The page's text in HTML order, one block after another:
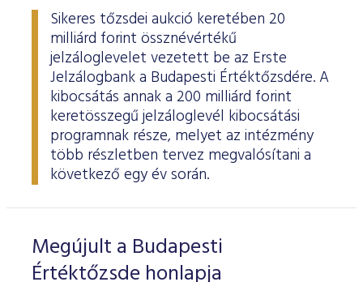
Sikeres tőzsdei aukció keretében 20
milliárd forint össznévértékű
jelzáloglevelet vezetett be az Erste
Jelzálogbank a Budapesti Értéktőzsdére. A
kibocsátás annak a 200 milliárd forint
keretösszegű jelzáloglevél kibocsátási
programnak része, melyet az intézmény
több részletben tervez megvalósítani a
következő egy év során.
Megújult a Budapesti
Értéktőzsde honlapja